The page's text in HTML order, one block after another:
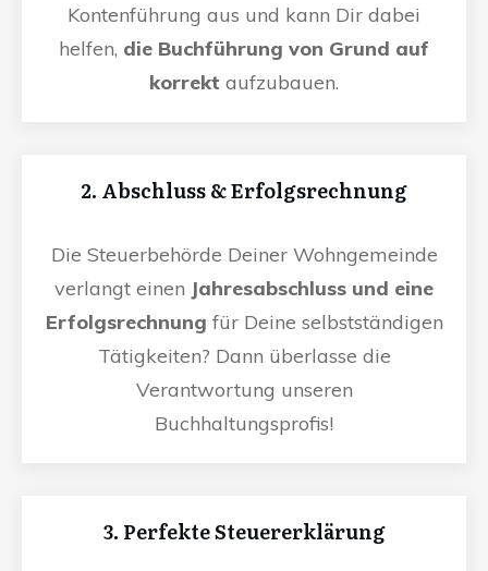
Kontenführung aus und kann Dir dabei
helfen, die Buchführung von Grund auf
korrekt aufzubauen.
2. Abschluss & Erfolgsrechnung
Die Steuerbehörde Deiner Wohngemeinde
verlangt einen Jahresabschluss und eine
Erfolgsrechnung für Deine selbstständigen
Tätigkeiten? Dann überlasse die
Verantwortung unseren
Buchhaltungsprofis!
3. Perfekte Steuererklärung